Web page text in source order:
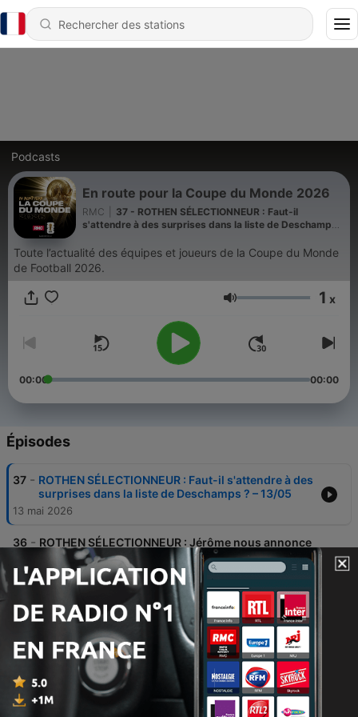
Podcasts
En route pour la Coupe du Monde 2026
RMC
37 - ROTHEN SÉLECTIONNEUR : Faut-il
s'attendre à des surprises dans la liste de Deschamps
Toute l’actualité des équipes et joueurs de la Coupe du Monde
de Football 2026.
Volume 1 x
00:00 00:00
Épisodes
37 - ROTHEN SÉLECTIONNEUR : Faut-il s'attendre à des
surprises dans la liste de Deschamps ? – 13/05
13 mai 2026
36 - ROTHEN SÉLECTIONNEUR : Jérôme nous annonce
sa liste finale pour la Coupe du monde 2026 ! –
13/05
13 mai 2026
35 - ROTHEN SELECTIONNEUR : Lepaul doit-il avoir sa
chance en Bleu ? – 11/05
11 mai 2026
34 - ROTHEN SELECTIONNEUR : Dembele / Olise : qui
est le plus fort actuellement ? – 04/05